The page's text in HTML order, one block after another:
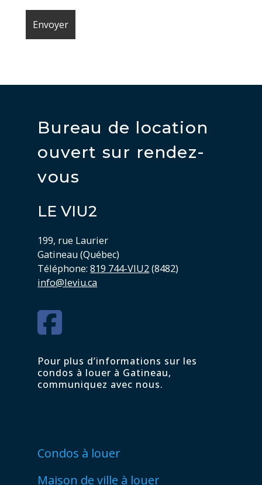
Bureau de location
ouvert sur rendez-
vous
LE VIU2
199, rue Laurier
Gatineau (Québec)
Téléphone:819 744-VIU2(8482)
info@leviu.ca
Pour plus d’informations sur les
condos à louer à Gatineau,
communiquez avec nous.
Condos à louer
Maison de ville à louer